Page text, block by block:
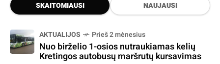
SKAITOMIAUSI NAUJAUSI
AKTUALIJOS Prieš 2 mėnesius
Nuo birželio 1-osios nutraukiamas kelių
Kretingos autobusų maršrutų kursavimas